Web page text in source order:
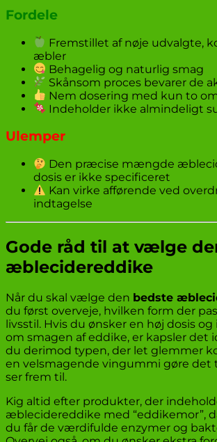
Fordele
Fremstillet af nøje udvalgte,
æbler
Behagelig og naturlig smag
Skånsom proces bevarer de
Nem dosering med kun to
Indeholder ikke almindeligt
Ulemper
Den præcise mængde
dosis er ikke specificeret
Kan virke afførende ved
indtagelse
Gode råd til at vælge
æblecidereddike
Når du skal vælge den bedste
du først overveje, hvilken form der
livsstil. Hvis du ønsker en høj dosis
om smagen af eddike, er kapsler det
du derimod typen, der let glemmer
en velsmagende vingummi gøre det
ser frem til.
Kig altid efter produkter, der
æblecidereddike med “eddikemor”,
du får de værdifulde enzymer og